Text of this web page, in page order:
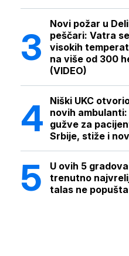
Novi požar u
peščari: Vatra
visokih
na više od 300
(VIDEO)
Niški UKC
novih
gužve za
Srbije, stiže i
U ovih 5
trenutno
talas ne popušta